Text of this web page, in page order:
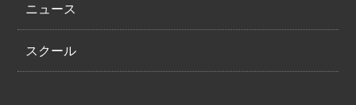
ニュース
スクール